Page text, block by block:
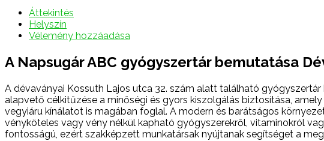
Áttekintés
Helyszín
Vélemény hozzáadása
A Napsugár ABC gyógyszertár bemutatása
A dévaványai Kossuth Lajos utca 32. szám alatt található
alapvető célkitűzése a minőségi és gyors kiszolgálás biztosítása,
vegyiáru kínálatot is magában foglal. A modern és barátságos
vényköteles vagy vény nélkül kapható gyógyszerekről, vitaminokról
fontosságú, ezért szakképzett munkatársak nyújtanak segítséget a